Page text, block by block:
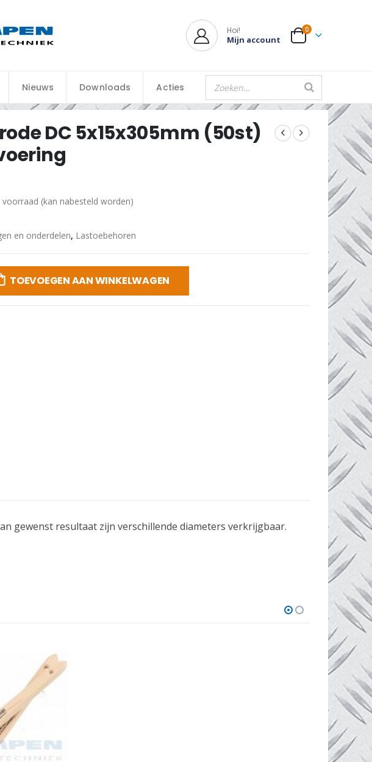
Hoi!
Mijn account
0
Nieuws Downloads Acties
DC 5x15x305mm (50st)
voorraad (kan nabesteld worden)
en onderdelen, Lastoebehoren
TOEVOEGEN AAN WINKELWAGEN
gewenst resultaat zijn verschillende diameters verkrijgbaar.